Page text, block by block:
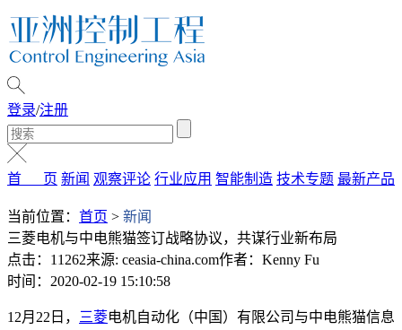
登录/注册
首 页 新闻 观察评论 行业应用 智能制造 技术专题 最新产品
当前位置： 首页 > 新闻
三菱电机与中电熊猫签订战略协议，共谋行业新布局
点击：11262来源: ceasia-china.com作者：Kenny Fu
时间：2020-02-19 15:10:58
12月22日， 三菱电机自动化（中国）有限公司与中电熊猫信息